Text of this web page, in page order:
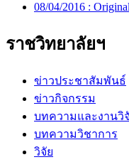
08/04/2016 :
ราชวิทยาลัยฯ
ข่าวประชาสัมพันธ์
ข่าวกิจกรรม
บทความและงานวิ
บทความวิชาการ
วิจัย